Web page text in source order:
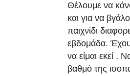
Θέλουμε να
και για να
παιχνίδι
εβδομάδα.
να είμαι εκεί .
βαθμό της